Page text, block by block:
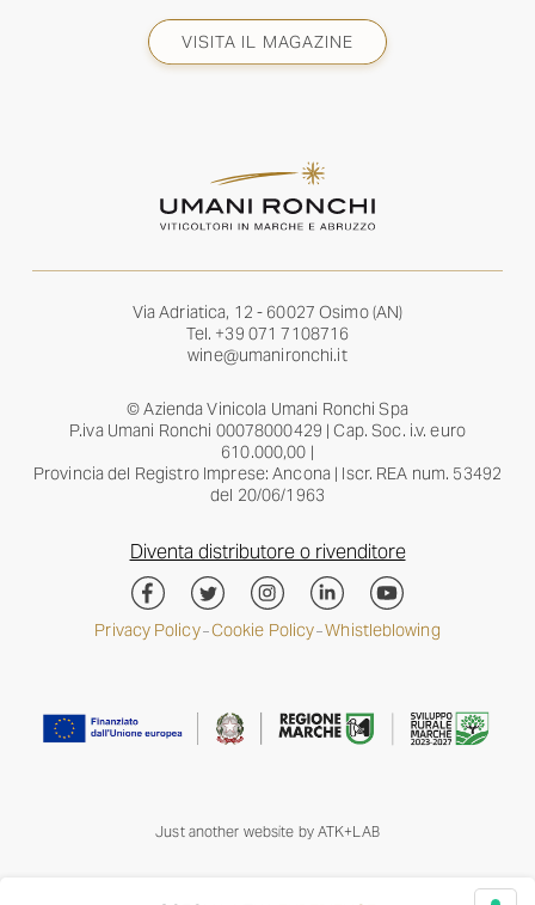
VISITA IL MAGAZINE
Via Adriatica, 12 - 60027 Osimo (AN)
Tel. +39 071 7108716
wine@umanironchi.it
© Azienda Vinicola Umani Ronchi Spa
P.iva Umani Ronchi 00078000429 | Cap. Soc. i.v. euro
610.000,00 |
Provincia del Registro Imprese: Ancona | Iscr. REA num. 53492
del 20/06/1963
Diventa distributore o rivenditore
Privacy Policy–Cookie Policy–Whistleblowing
Just another website by ATK+LAB